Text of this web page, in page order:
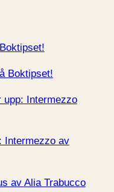
Boktipset!
upp: Intermezzo
Intermezzo av
av Alia Trabucco